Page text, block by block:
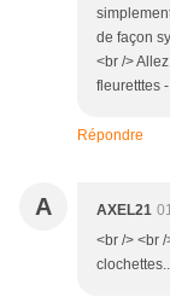
de façon
<br />
fleuretttes
Répondre
A AXEL21
<br /> <br